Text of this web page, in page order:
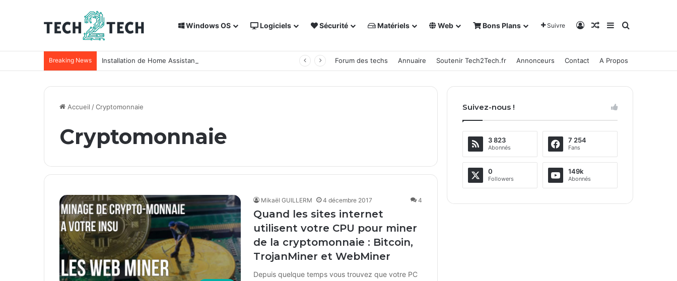
Windows OS Logiciels Sécurité Matériels Web Bons Plans Suivre Connexion
Article Aléatoire
Sidebar (barre
Rechercher
Breaking News Installation de Home Assistant sur un NAS Synology Forum des techs Annuaire Soutenir Tech2Tech.fr Annonceurs Contact A Propos
Accueil /Cryptomonnaie
Cryptomonnaie
Mikaël GUILLERM 4 décembre 2017 4
Quand les sites internet
utilisent votre CPU pour miner
de la cryptomonnaie : Bitcoin,
TrojanMiner et WebMiner
Depuis quelque temps vous trouvez que votre PC
Suivez-nous !
3 823
Abonnés
7 254
Fans
0
Followers
149k
Abonnés